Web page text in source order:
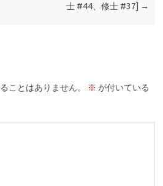
士 #44、修士 #37] →
ことはありません。 ※ が付いている